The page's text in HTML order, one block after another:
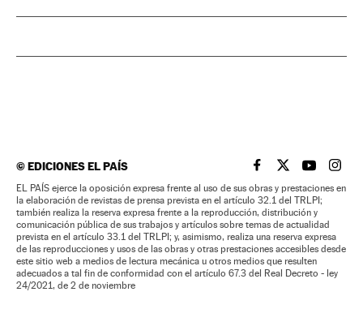
©EDICIONES EL PAÍS EL PAÍS BRASIL EN
EL PAÍSEL PAÍS
EL
EL PAÍS ejerce la oposición expresa frente al uso de sus obras y prestaciones en
la elaboración de revistas de prensa prevista en el artículo 32.1 del TRLPI;
también realiza la reserva expresa frente a la reproducción, distribución y
comunicación pública de sus trabajos y artículos sobre temas de actualidad
prevista en el artículo 33.1 del TRLPI; y, asimismo, realiza una reserva expresa
de las reproducciones y usos de las obras y otras prestaciones accesibles desde
este sitio web a medios de lectura mecánica u otros medios que resulten
adecuados a tal fin de conformidad con el artículo 67.3 del Real Decreto - ley
24/2021, de 2 de noviembre